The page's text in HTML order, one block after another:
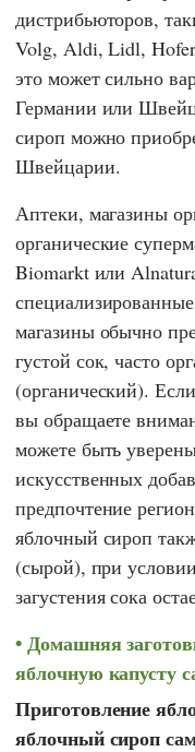
дистрибьюторов,
Volg, Aldi,Lidl,Hofer
это может сильно
Германии или
сироп можно
Швейцарии.
Аптеки, магазины
органические
Biomarktили
магазины обычно
густой сок, часто
(органический).
вы обращаете
можете быть
искусственных
предпочтение
яблочный сироп
(сырой), при
загустения сока
Домашняя
яблочную капусту
Приготовление
яблочный сироп